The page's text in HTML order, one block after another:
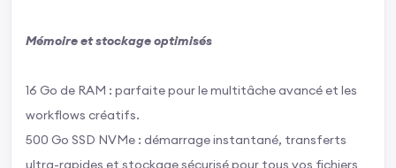
Mémoire et stockage optimisés
16 Go de RAM : parfaite pour le multitâche avancé et les
workflows créatifs.
500 Go SSD NVMe : démarrage instantané, transferts
ultra-rapides et stockage sécurisé pour tous vos fichiers